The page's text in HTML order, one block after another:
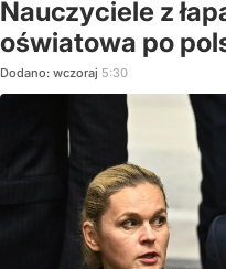
Nauczyciele z
oświatowa po
Dodano: wczoraj 5:30